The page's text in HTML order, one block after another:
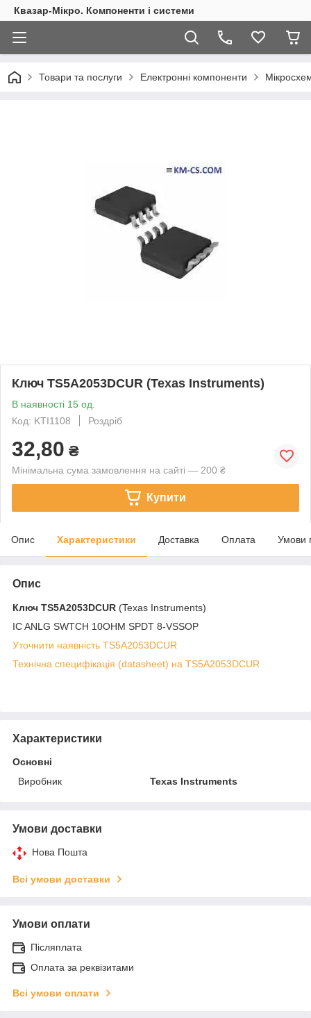
Квазар-Мікро. Компоненти і системи
Товари та послуги Електронні компоненти
Ключ TS5A2053DCUR (Texas Instruments)
В наявності 15 од.
Код: KTI1108
Роздріб
32,80 ₴
Мінімальна сума замовлення на сайті — 200 ₴
Купити
Опис Характеристики Доставка Оплата Умови
Опис
Ключ TS5A2053DCUR (Texas Instruments)
IC ANLG SWTCH 10OHM SPDT 8-VSSOP
Уточнити наявність TS5A2053DCUR
Технічна специфікація (datasheet) на TS5A2053DCUR
Характеристики
Основні
Виробник
Texas Instruments
Умови доставки
Нова Пошта
Всі умови доставки
Умови оплати
Післяплата
Оплата за реквізитами
Всі умови оплати